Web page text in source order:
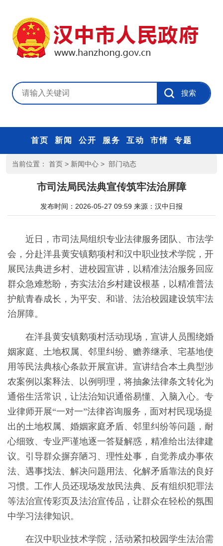
首页 新闻 公开 服务 互动 市情 专题
当前位置： 首页 > 新闻中心 > 部门动态
市司法局民法典宣传筑牢法治屏障
发布时间：2026-05-27 09:59 来源： 汉中日报
近日，市司法局组织专业法律服务团队、市法学
会，分赴洋县黄安镇鹅项村和汉中职业技术学院，开
展民法典进乡村、进校园宣讲，以精准法治服务回应
群众急难愁盼，夯实法治乡村建设根基，以精准普法
护航青春成长，为平安、和谐、法治校园建设筑牢法
治屏障。
在洋县黄安镇鹅项村活动现场，宣讲人员围绕婚
姻家庭、土地权属、邻里纠纷、赡养继承、宅基地使
用等民法典核心条款开展宣讲。宣讲结合本土典型涉
农案例以案释法、以例明理，将抽象法律条文转化为
通俗生活常识，让法治知识通俗易懂、入脑入心。专
业律师开展“一对一”法律咨询服务，面对村民现场提
出的土地权属、婚姻家庭矛盾、邻里纠纷等问题，耐
心细致、专业严谨地逐一答疑解惑，精准给出法律建
议。引导群众摒弃陋习、理性处事，自觉养成办事依
法、遇事找法、解决问题用法、化解矛盾靠法的良好
习惯。工作人员还现场发放民法典、反有组织犯罪法
等法治宣传彩页及法治宣传品，让群众在轻松的氛围
中学习法律知识。
在汉中职业技术学院，活动紧扣校园学生法治需